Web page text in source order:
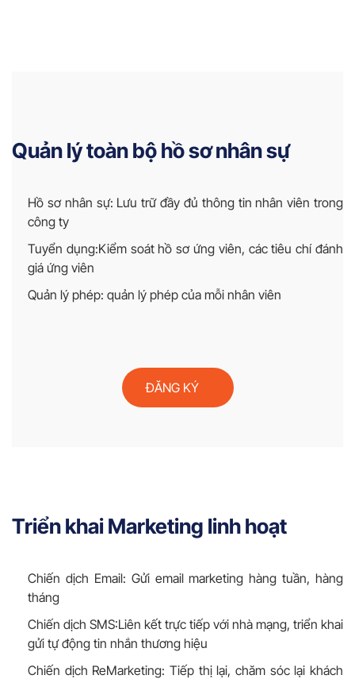
Quản lý toàn bộ hồ sơ nhân sự
Hồ sơ nhân sự: Lưu trữ đầy đủ thông tin nhân viên trong
công ty
Tuyển dụng:Kiểm soát hồ sơ ứng viên, các tiêu chí đánh
giá ứng viên
Quản lý phép: quản lý phép của mỗi nhân viên
ĐĂNG KÝ
Triển khai Marketing linh hoạt
Chiến dịch Email: Gửi email marketing hàng tuần, hàng
tháng
Chiến dịch SMS:Liên kết trực tiếp với nhà mạng, triển khai
gửi tự động tin nhắn thương hiệu
Chiến dịch ReMarketing: Tiếp thị lại, chăm sóc lại khách